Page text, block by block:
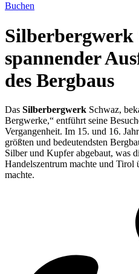
Buchen
Silberbergwerk
spannender
des Bergbaus
Das Silberbergwerk Schwaz,
Bergwerke,“ entführt seine
Vergangenheit. Im 15. und 16.
größten und bedeutendsten
Silber und Kupfer abgebaut, was
Handelszentrum machte und Tirol
machte.